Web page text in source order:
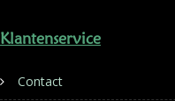
Klantenservice
Contact